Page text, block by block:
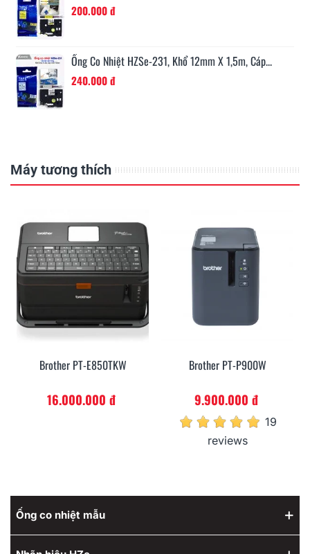
HZSe-231, Khổ 12mm X 1,5m, Cáp... Ống Co Nhiệt
Máy tương thích
Brother PT-E850TKW
16.000.000 đ
Brother PT-P900W
9.900.000 đ
19
reviews
Ống co nhiệt mẫu